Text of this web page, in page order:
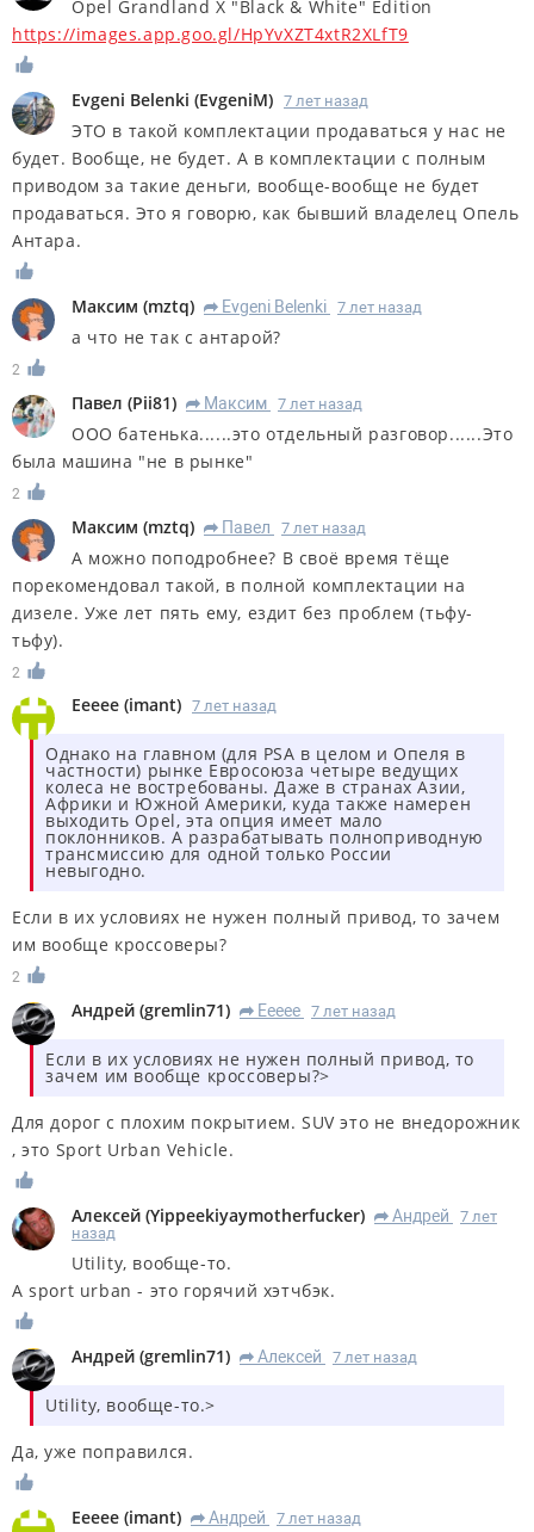
Opel Grandland X "Black & White" Edition
https://images.app.goo.gl/HpYvXZT4xtR2XLfT9
Evgeni Belenki (EvgeniM) 7 лет назад
ЭТО в такой комплектации продаваться у нас не
будет. Вообще, не будет. А в комплектации с полным
приводом за такие деньги, вообще-вообще не будет
продаваться. Это я говорю, как бывший владелец Опель
Антара.
Максим (mztq) R Evgeni Belenki 7 лет назад
а что не так с антарой?
2
Павел (Pii81) R Максим 7 лет назад
ООО батенька......это отдельный разговор......Это
была машина "не в рынке"
2
Максим (mztq) R Павел 7 лет назад
А можно поподробнее? В своё время тёще
порекомендовал такой, в полной комплектации на
дизеле. Уже лет пять ему, ездит без проблем (тьфу-
тьфу).
2
Eeeee (imant) 7 лет назад
Однако на главном (для PSA в целом и Опеля в
частности) рынке Евросоюза четыре ведущих
колеса не востребованы. Даже в странах Азии,
Африки и Южной Америки, куда также намерен
выходить Opel, эта опция имеет мало
поклонников. А разрабатывать полноприводную
трансмиссию для одной только России
невыгодно.
Если в их условиях не нужен полный привод, то зачем
им вообще кроссоверы?
2
Андрей (gremlin71) R Eeeee 7 лет назад
Если в их условиях не нужен полный привод, то
зачем им вообще кроссоверы?>
Для дорог с плохим покрытием. SUV это не внедорожник
, это Sport Urban Vehicle.
Алексей (Yippeekiyaymotherfucker) R Андрей
7 лет
назад
Utility, вообще-то.
А sport urban - это горячий хэтчбэк.
Андрей (gremlin71) R Алексей 7 лет назад
Utility, вообще-то.>
Да, уже поправился.
Eeeee (imant) R Андрей 7 лет назад